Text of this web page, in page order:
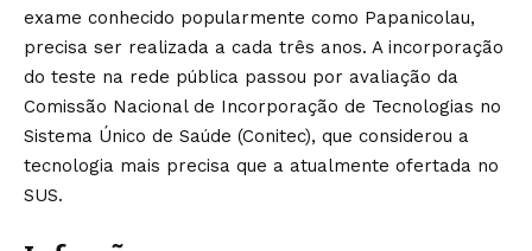
exame conhecido popularmente como Papanicolau,
precisa ser realizada a cada três anos. A incorporação
do teste na rede pública passou por avaliação da
Comissão Nacional de Incorporação de Tecnologias no
Sistema Único de Saúde (Conitec), que considerou a
tecnologia mais precisa que a atualmente ofertada no
SUS.